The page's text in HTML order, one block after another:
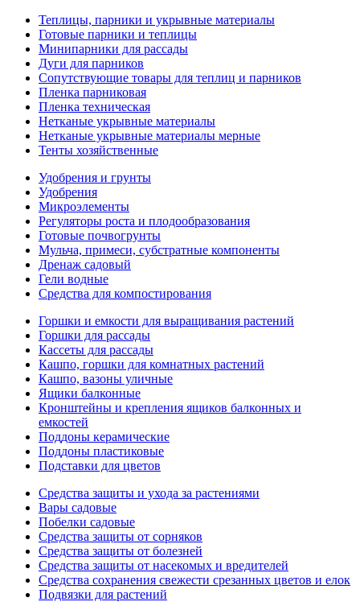
Теплицы, парники и укрывные материалы
Готовые парники и теплицы
Минипарники для рассады
Дуги для парников
Сопутствующие товары для теплиц и парников
Пленка парниковая
Пленка техническая
Нетканые укрывные материалы
Нетканые укрывные материалы мерные
Тенты хозяйственные
Удобрения и грунты
Удобрения
Микроэлементы
Регуляторы роста и плодообразования
Готовые почвогрунты
Мульча, примеси, субстратные компоненты
Дренаж садовый
Гели водные
Средства для компостирования
Горшки и емкости для выращивания растений
Горшки для рассады
Кассеты для рассады
Кашпо, горшки для комнатных растений
Кашпо, вазоны уличные
Ящики балконные
Кронштейны и крепления ящиков балконных и
емкостей
Поддоны керамические
Поддоны пластиковые
Подставки для цветов
Средства защиты и ухода за растениями
Вары садовые
Побелки садовые
Средства защиты от сорняков
Средства защиты от болезней
Средства защиты от насекомых и вредителей
Средства сохранения свежести срезанных цветов и елок
Подвязки для растений